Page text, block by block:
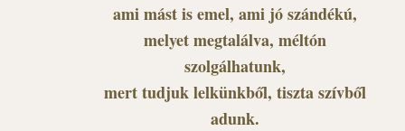
ami mást is emel, ami jó szándékú,
melyet megtalálva, méltón
szolgálhatunk,
mert tudjuk lelkünkből, tiszta szívből
adunk.